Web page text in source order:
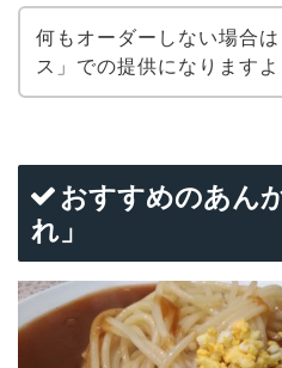
何もオーダーしない場合
ス」での提供になりますよ
おすすめのあん
れ」